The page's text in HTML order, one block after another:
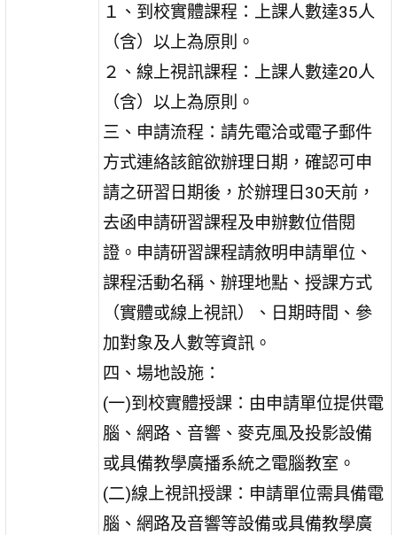
１、到校實體課程：上課人數達35人
（含）以上為原則。
２、線上視訊課程：上課人數達20人
（含）以上為原則。
三、申請流程：請先電洽或電子郵件
方式連絡該館欲辦理日期，確認可申
請之研習日期後，於辦理日30天前，
去函申請研習課程及申辦數位借閱
證。申請研習課程請敘明申請單位、
課程活動名稱、辦理地點、授課方式
（實體或線上視訊）、日期時間、參
加對象及人數等資訊。
四、場地設施：
(一)到校實體授課：由申請單位提供電
腦、網路、音響、麥克風及投影設備
或具備教學廣播系統之電腦教室。
(二)線上視訊授課：申請單位需具備電
腦、網路及音響等設備或具備教學廣